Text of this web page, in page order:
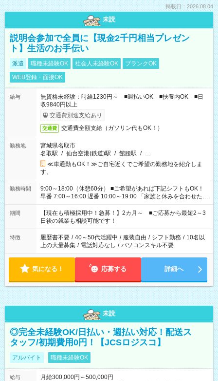
掲載日：2026.08.04
未読
説明会参加で全員に【現金2千円相当プレゼン
ト】生活のお手伝い
派遣 職種未経験OK 社会人未経験OK
ブランクOK
WEB登録・面接OK
給与
無資格未経験：時給1230円～ ■週払いOK ■扶養内OK ■日
収9840円以上
交通費別途支給あり
交通費 交通費全額支給（ガソリン代もOK！）
勤務地
宮城県名取市
名取駅 / 仙台空港(鉄道)駅 / 館腰駅 / …
≪車通勤もOK！≫ご自宅近くでご希望の勤務地を紹介しま
す。
勤務時間
9:00～18:00（休憩60分） ■ご希望があれば下記シフトもOK！
早番 7:00～16:00 遅番 10:00～19:00 「家族と休みを合わせた
い」 「余裕を持って夕飯の準備がしたい」 「できれば残業はし
たくない」 など、ご希望を教えてくださいね。 ※Wワーク希望
の方へ 今ご覧のお仕事で希望する勤務時間と、もう1つのお仕事
の勤務時間。 合計で週40時間を超える場合は応募できません。
期間
【現在も積極採用中！急募！】2カ月～ ■ご応募から最短2～3
日後の就業も相談可能です！
特徴 履歴書不要 / 40～50代活躍中 / 服装自由 / シフト勤務 / 10名以
上の大量募集 / 電話対応なし / パソコンスキル不要
気になる！ 応募する 詳細へ
未読
◎完全未経験OK/日払い・週払い対応！配送ス
タッフ/初期費用0円！【JCSロジスコ】
アルバイト 職種未経験OK
給与
月給300,000円～500,000円